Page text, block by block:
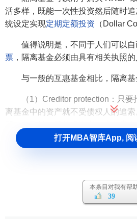
活多样，既能一次性投资然后随时
统设定实现定期定额投资 （Dollar
值得说明是，不同于人们可以自
票 ，隔离基金必须由具有相关执照的
与一般的互惠基金相比，隔离基
（1）Creditor protection：只要
离基金中的资产就不受债权人的追
（2）Powerful guarantees：不
（3）Freedom from probate fees
人可直接获得该项资产，可免去遗
打开MBA智库App, 阅
本条目对我有帮
39